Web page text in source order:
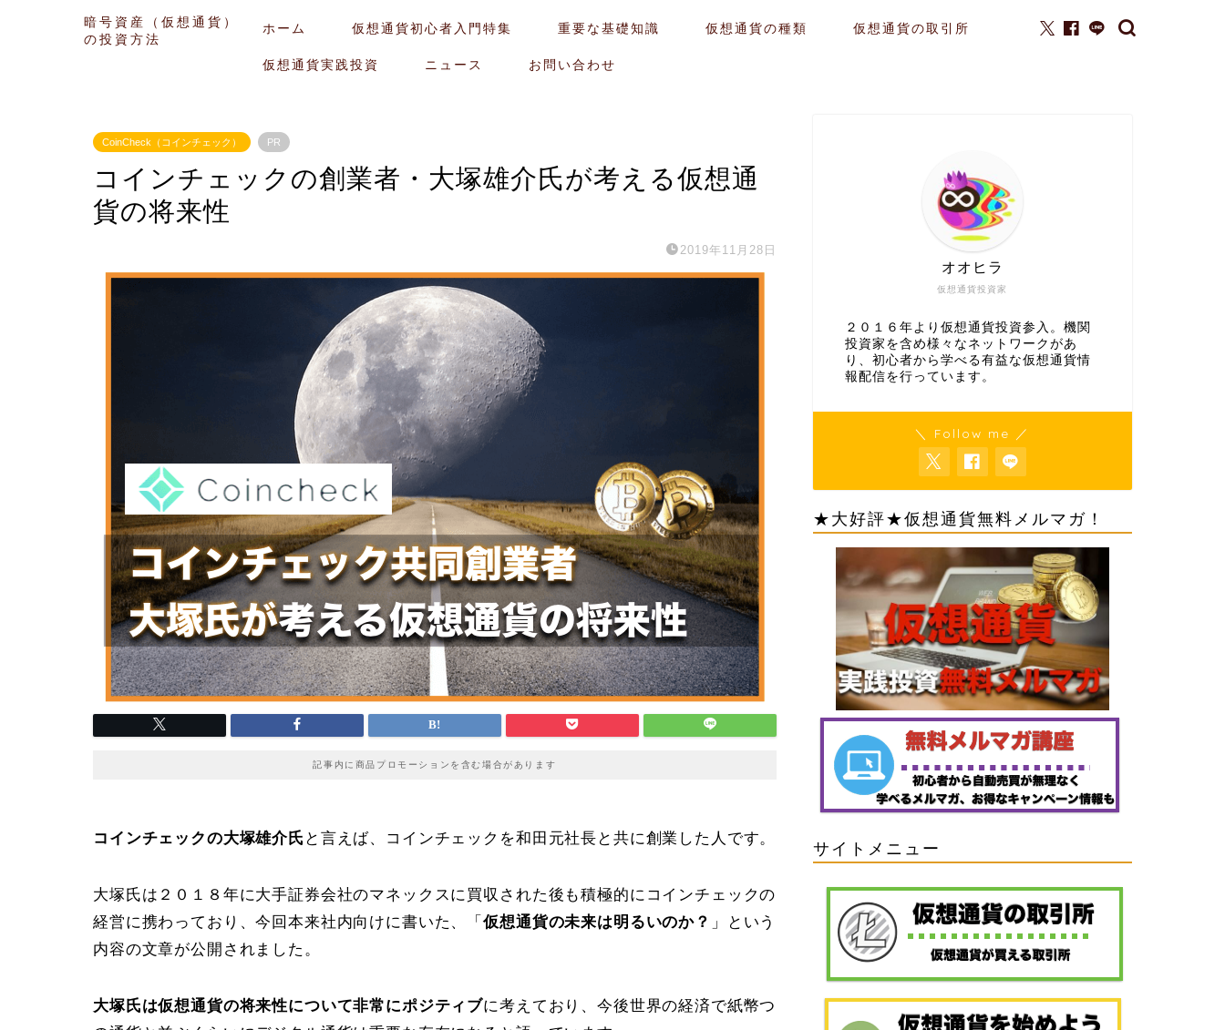
暗号資産（仮想通貨）
の投資方法
ホーム 仮想通貨初心者入門特集 重要な基礎知識 仮想通貨の種類 仮想通貨の取引所
仮想通貨実践投資 ニュース お問い合わせ
CoinCheck（コインチェック） PR
コインチェックの創業者・大塚雄介氏が考える仮想通
貨の将来性
2019年11月28日
記事内に商品プロモーションを含む場合があります
コインチェックの大塚雄介氏 と言えば、コインチェックを和田元社長と共に創業した人です。
大塚氏は２０１８年に大手証券会社のマネックスに買収された後も積極的にコインチェックの
経営に携わっており、今回本来社内向けに書いた、「仮想通貨の未来は明るいのか？ 」という
内容の文章が公開されました。
大塚氏は仮想通貨の将来性について非常にポジティブに考えており、今後世界の経済で紙幣つ
仮想通貨投資家
オオヒラ
２０１６年より仮想通貨投資参入。機関
投資家を含め様々なネットワークがあ
り、初心者から学べる有益な仮想通貨情
報配信を行っています。
＼ Follow me ／
★大好評★仮想通貨無料メルマガ！
サイトメニュー